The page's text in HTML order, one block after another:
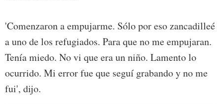
'Comenzaron a empujarme. Sólo por eso zancadilleé
a uno de los refugiados. Para que no me empujaran.
Tenía miedo. No vi que era un niño. Lamento lo
ocurrido. Mi error fue que seguí grabando y no me
fui', dijo.